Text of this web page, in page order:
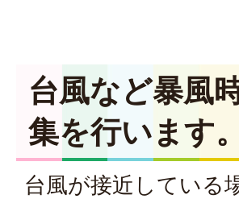
台風など暴風
集を行います。
台風が接近している